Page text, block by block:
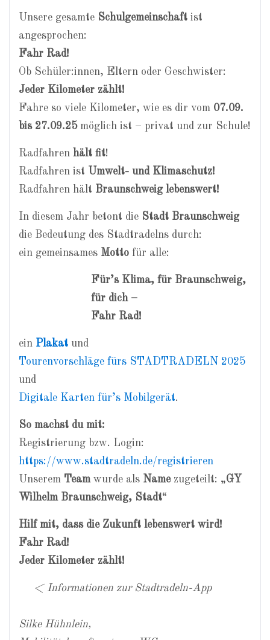
Unsere gesamte Schulgemeinschaft ist
angesprochen:
Fahr Rad!
Ob Schüler:innen, Eltern oder Geschwister:
Jeder Kilometer zählt!
Fahre so viele Kilometer, wie es dir vom 07.09.
bis 27.09.25möglich ist – privat und zur Schule!
Radfahren hält fit!
Radfahren ist Umwelt- und Klimaschutz!
Radfahren hält Braunschweig lebenswert!
In diesem Jahr betont die Stadt Braunschweig
die Bedeutung des Stadtradelns durch:
ein gemeinsames Motto für alle:
Für’s Klima, für Braunschweig,
für dich –
Fahr Rad!
ein Plakat und
Tourenvorschläge fürs STADTRADELN 2025
und
Digitale Karten für’s Mobilgerät.
So machst du mit:
Registrierung bzw. Login:
https://www.stadtradeln.de/registrieren
Unserem Teamwurde als Namezugeteilt: „GY
Wilhelm Braunschweig, Stadt“
Hilf mit, dass die Zukunft lebenswert wird!
Fahr Rad!
Jeder Kilometer zählt!
< Informationen zur Stadtradeln-App
Silke Hühnlein,